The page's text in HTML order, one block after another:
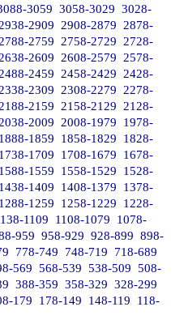
3059 3058-3029 3028-
2938-2909 2908-2879
2878-
2788-2759 2758-2729
2728-
2638-2609 2608-2579
2578-
2488-2459 2458-2429
2428-
2338-2309 2308-2279
2278-
2188-2159 2158-2129
2128-
2038-2009 2008-1979
1978-
1888-1859 1858-1829
1828-
1738-1709 1708-1679
1678-
1588-1559 1558-1529
1528-
1438-1409 1408-1379
1378-
1288-1259 1258-1229
1228-
1109 1108-1079
1078-
959 958-929 928-899 898-
778-749 748-719
718-689
569 568-539 538-509 508-
388-359 358-329 328-299
179 178-149 148-119
118-